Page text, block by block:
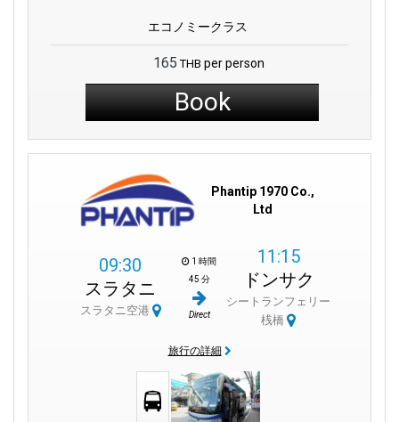
エコノミークラス
165 THB per person
Book
Phantip 1970 Co.,
Ltd
09:30
スラタニ
スラタニ空港
1 時間
45 分
Direct
11:15
ドンサク
シートランフェリー
桟橋
旅行の詳細